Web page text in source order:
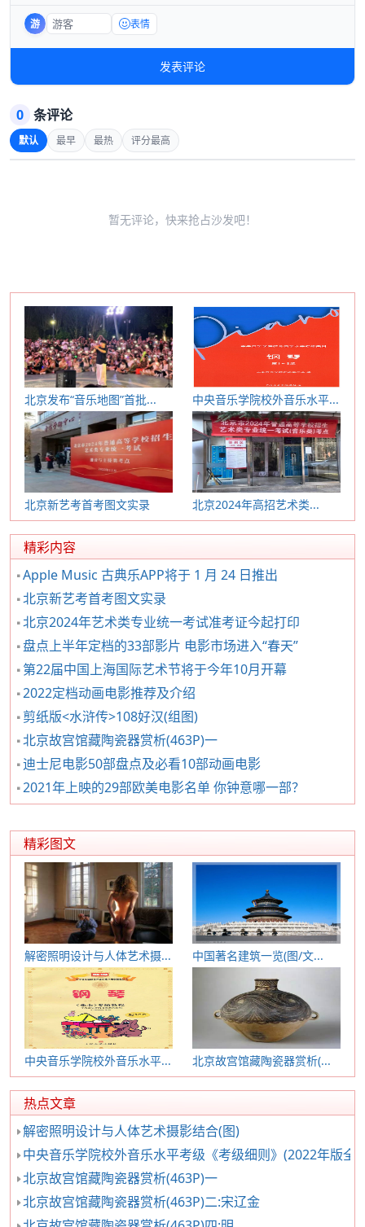
游 表情
发表评论
0 条评论
默认 最早 最热 评分最高
暂无评论，快来抢占沙发吧！
北京发布“音乐地图”首批... 中央音乐学院校外音乐水平...
北京新艺考首考图文实录 北京2024年高招艺术类...
精彩内容
Apple Music 古典乐APP将于 1 月 24 日推出
北京新艺考首考图文实录
北京2024年艺术类专业统一考试准考证今起打印
盘点上半年定档的33部影片 电影市场进入“春天”
第22届中国上海国际艺术节将于今年10月开幕
2022定档动画电影推荐及介绍
剪纸版<水浒传>108好汉(组图)
北京故宫馆藏陶瓷器赏析(463P)一
迪士尼电影50部盘点及必看10部动画电影
2021年上映的29部欧美电影名单 你钟意哪一部？
精彩图文
解密照明设计与人体艺术摄... 中国著名建筑一览(图/文...
中央音乐学院校外音乐水平... 北京故宫馆藏陶瓷器赏析(...
热点文章
解密照明设计与人体艺术摄影结合(图)
中央音乐学院校外音乐水平考级《考级细则》(2022年版全
北京故宫馆藏陶瓷器赏析(463P)一
北京故宫馆藏陶瓷器赏析(463P)二:宋辽金